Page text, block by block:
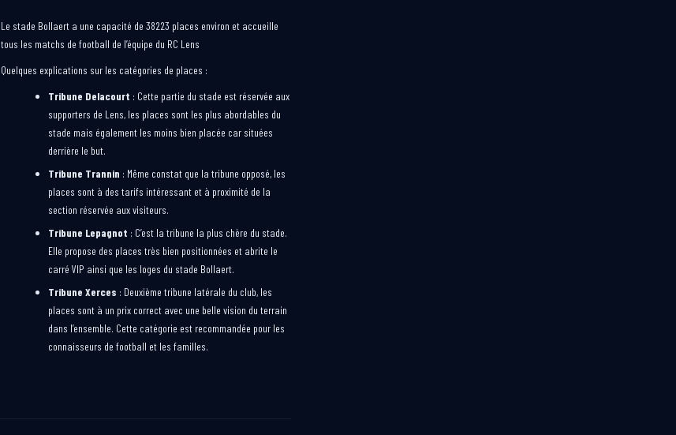
Le stade Bollaert a une capacité de 38223 places environ et accueille
tous les matchs de football de l’équipe du RC Lens
Quelques explications sur les catégories de places :
Tribune Delacourt : Cette partie du stade est réservée aux
supporters de Lens, les places sont les plus abordables du
stade mais également les moins bien placée car situées
derrière le but.
Tribune Trannin : Même constat que la tribune opposé, les
places sont à des tarifs intéressant et à proximité de la
section réservée aux visiteurs.
Tribune Lepagnot : C’est la tribune la plus chère du stade.
Elle propose des places très bien positionnées et abrite le
carré VIP ainsi que les loges du stade Bollaert.
Tribune Xerces : Deuxième tribune latérale du club, les
places sont à un prix correct avec une belle vision du terrain
dans l’ensemble. Cette catégorie est recommandée pour les
connaisseurs de football et les familles.